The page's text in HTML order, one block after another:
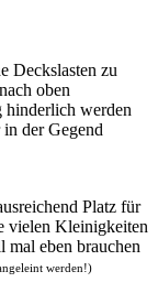
Deckslasten zu
oben
hinderlich werden
der Gegend
Platz für
vielen Kleinigkeiten
mal eben brauchen
werden!)